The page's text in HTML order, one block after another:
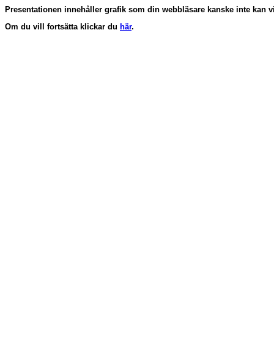
Presentationen innehåller grafik som din webbläsare kanske inte kan
Om du vill fortsätta klickar du här.